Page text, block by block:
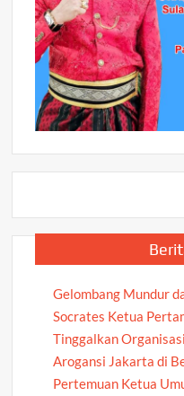
Gelombang Mundur
Socrates Ketua
Tinggalkan Organisasi
Arogansi Jakarta di
Pertemuan Ketua